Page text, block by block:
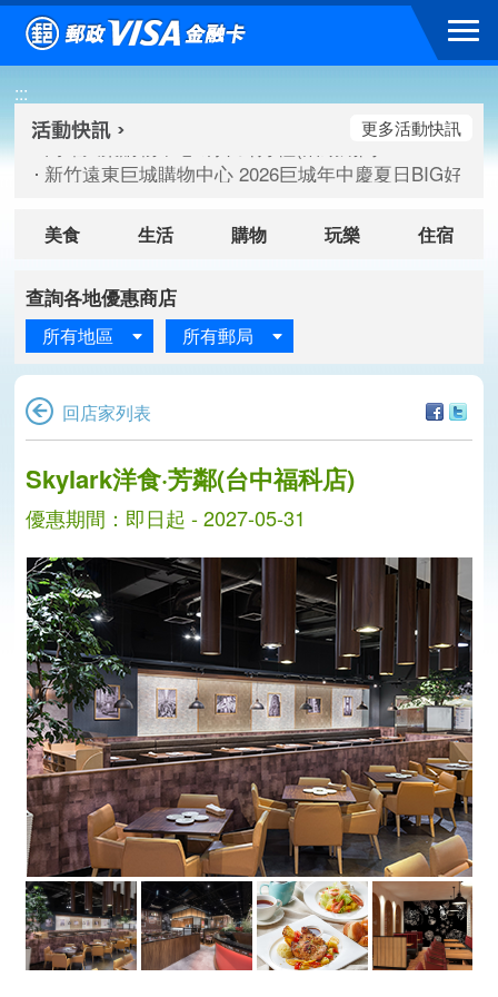
跳到主要內容區塊
:::
高雄大樂購物中心 刷卡郵好禮(活動期間：115/08/07-
臺北三創生活 有點東西第2波 刷卡郵好禮(活動期間：
高雄大樂購物中心 刷卡郵好禮(活動期間：115/08/07-
新竹遠東巨城購物中心 2026巨城年中慶夏日BIG好刷(
更多活動快訊
美食 生活 購物 玩樂 住宿
查詢各地優惠商店
所有地區 所有郵局
回店家列表
分分
Skylark洋食·芳鄰(台中福科店)
優惠期間：即日起 - 2027-05-31